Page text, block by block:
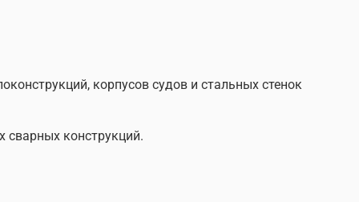
корпусов судов и стальных стенок
конструкций.